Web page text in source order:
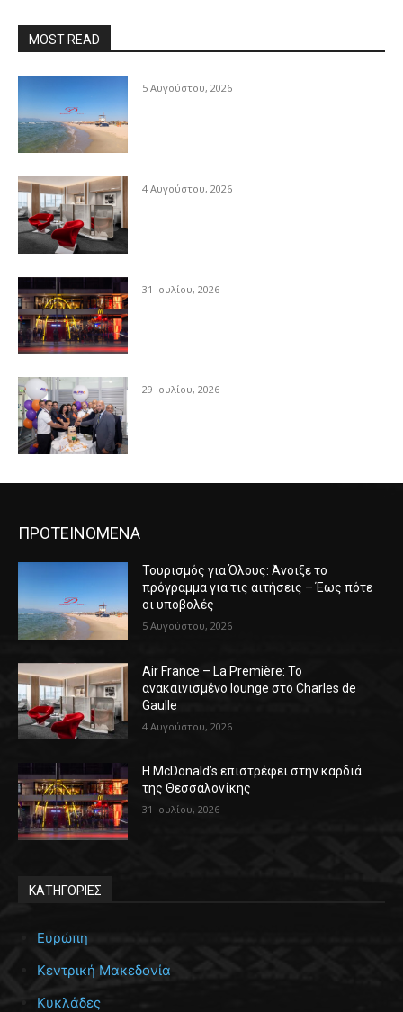
MOST READ
5 Αυγούστου, 2026
4 Αυγούστου, 2026
31 Ιουλίου, 2026
29 Ιουλίου, 2026
ΠΡΟΤΕΙΝΟΜΕΝΑ
Τουρισμός για Όλους: Άνοιξε το
πρόγραμμα για τις αιτήσεις – Έως πότε
οι υποβολές
5 Αυγούστου, 2026
Air France – La Première: Το
ανακαινισμένο lounge στο Charles de
Gaulle
4 Αυγούστου, 2026
Η McDonald’s επιστρέφει στην καρδιά
της Θεσσαλονίκης
31 Ιουλίου, 2026
ΚΑΤΗΓΟΡΙΕΣ
Ευρώπη
Κεντρική Μακεδονία
Κυκλάδες